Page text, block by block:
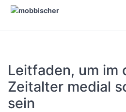
Leitfaden, um im
Zeitalter medial
sein